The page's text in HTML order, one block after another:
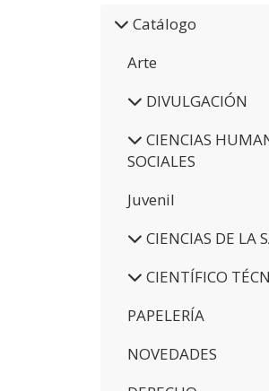
Catálogo
Arte
DIVULGACIÓN
CIENCIAS
SOCIALES
Juvenil
CIENCIAS DE LA
CIENTÍFICO
PAPELERÍA
NOVEDADES